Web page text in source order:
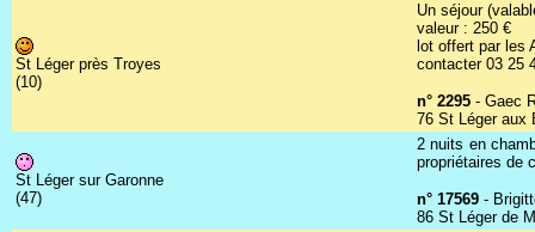
St Léger près Troyes
(10)
Un séjour
valeur : 250 €
lot offert par les
contacter 03 25
n° 2295 - Gaec
76 St Léger aux
St Léger sur Garonne
(47)
2 nuits en
propriétaires de
n° 17569 -
86 St Léger de